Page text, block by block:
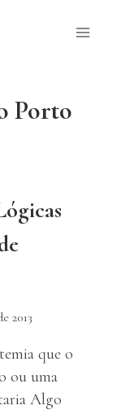
Porto
2013
que o
ou uma
Algo